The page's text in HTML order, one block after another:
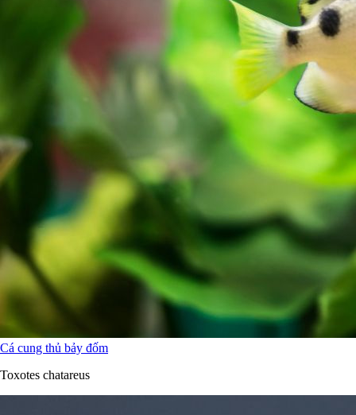
Cá cung thủ bảy đốm
Toxotes chatareus